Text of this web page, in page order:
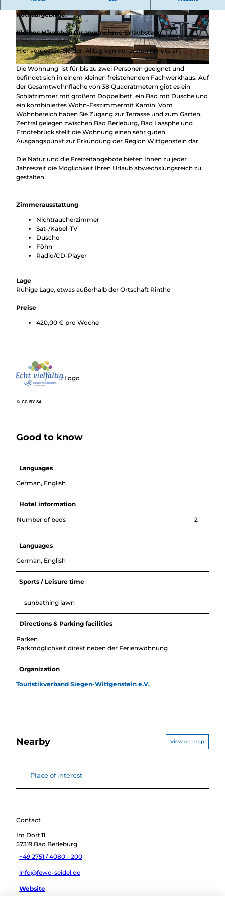
© Lisa Seidel, Ferienwohnung Seidel
© Lisa Seidel, Ferienwohnung Seidel © Lisa Seidel, Ferienwohnung Seidel
Rothaargebirge.
Kleines Häuschen für angenehme Urlaubstage.
Hier vergessen Sie den Alltag von der ersten Minute an.
Die Wohnung ist für bis zu zwei Personen geeignet und
befindet sich in einem kleinen freistehenden Fachwerkhaus. Auf
der Gesamtwohnfläche von 38 Quadratmetern gibt es ein
Schlafzimmer mit großem Doppelbett, ein Bad mit Dusche und
ein kombiniertes Wohn-Esszimmermit Kamin. Vom
Wohnbereich haben Sie Zugang zur Terrasse und zum Garten.
Zentral gelegen zwischen Bad Berleburg, Bad Laasphe und
Erndtebrück stellt die Wohnung einen sehr guten
Ausgangspunkt zur Erkundung der Region Wittgenstein dar.
Die Natur und die Freizeitangebote bieten Ihnen zu jeder
Jahreszeit die Möglichkeit Ihren Urlaub abwechslungsreich zu
gestalten.
Zimmerausstattung
Nichtraucherzimmer
Sat-/Kabel-TV
Dusche
Föhn
Radio/CD-Player
Lage
Ruhige Lage, etwas außerhalb der Ortschaft Rinthe
Preise
420,00 € pro Woche
© CC-BY-SA
Logo
Good to know
Languages
German, English
Hotel information
Number of beds 2
Languages
German, English
Sports / Leisure time
sunbathing lawn
Directions & Parking facilities
Parken
Parkmöglichkeit direkt neben der Ferienwohnung
Organization
Touristikverband Siegen-Wittgenstein e.V.
Nearby View on map
Place of interest
Contact
Im Dorf 11
57319 Bad Berleburg
+49 2751 / 4080 - 200
info@fewo-seidel.de
Website